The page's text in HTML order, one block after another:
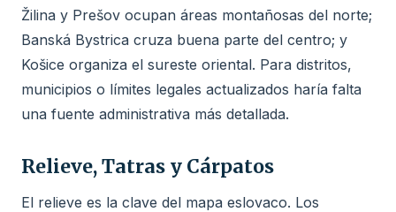
Žilina y Prešov ocupan áreas montañosas del norte;
Banská Bystrica cruza buena parte del centro; y
Košice organiza el sureste oriental. Para distritos,
municipios o límites legales actualizados haría falta
una fuente administrativa más detallada.
Relieve, Tatras y Cárpatos
El relieve es la clave del mapa eslovaco. Los